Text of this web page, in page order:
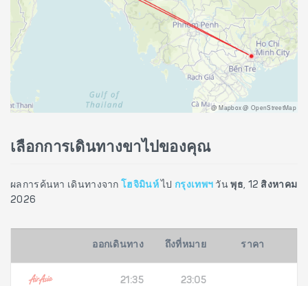
@ Mapbox @ OpenStreetMap
เลือกการเดินทางขาไปของคุณ
ผลการค้นหา เดินทางจาก โฮจิมินห์ไป กรุงเทพฯ วันพุธ, 12 สิงหาคม
2026
ออกเดินทาง ถึงที่หมาย ราคา
21:35
23:05